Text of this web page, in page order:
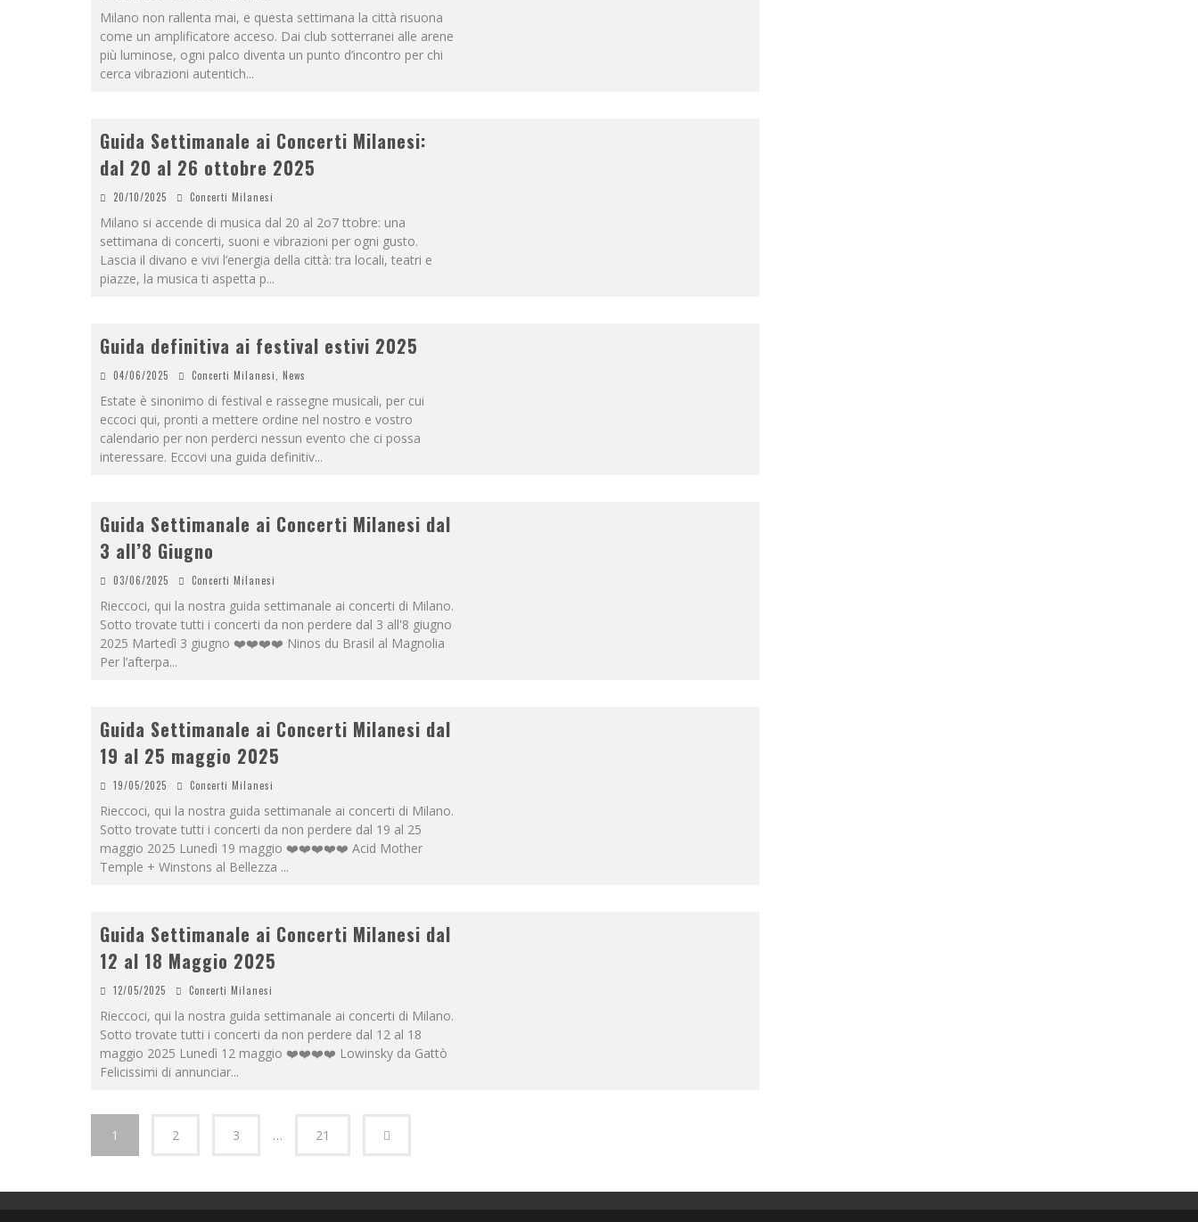
Milano non rallenta mai, e questa settimana la città risuona
come un amplificatore acceso. Dai club sotterranei alle arene
più luminose, ogni palco diventa un punto d’incontro per chi
cerca vibrazioni autentich...
Guida Settimanale ai Concerti Milanesi:
dal 20 al 26 ottobre 2025
20/10/2025 Concerti Milanesi
Milano si accende di musica dal 20 al 2o7 ttobre: una
settimana di concerti, suoni e vibrazioni per ogni gusto.
Lascia il divano e vivi l’energia della città: tra locali, teatri e
piazze, la musica ti aspetta p...
Guida definitiva ai festival estivi 2025
04/06/2025 Concerti Milanesi News
Estate è sinonimo di festival e rassegne musicali, per cui
eccoci qui, pronti a mettere ordine nel nostro e vostro
calendario per non perderci nessun evento che ci possa
interessare. Eccovi una guida definitiv...
Guida Settimanale ai Concerti Milanesi dal
3 all’8 Giugno
03/06/2025 Concerti Milanesi
Rieccoci, qui la nostra guida settimanale ai concerti di Milano.
Sotto trovate tutti i concerti da non perdere dal 3 all'8 giugno
2025 Martedì 3 giugno ❤️❤️❤️❤️ Ninos du Brasil al Magnolia
Per l’afterpa...
Guida Settimanale ai Concerti Milanesi dal
19 al 25 maggio 2025
19/05/2025 Concerti Milanesi
Rieccoci, qui la nostra guida settimanale ai concerti di Milano.
Sotto trovate tutti i concerti da non perdere dal 19 al 25
maggio 2025 Lunedì 19 maggio ❤️❤️❤️❤️❤️ Acid Mother
Temple + Winstons al Bellezza ...
Guida Settimanale ai Concerti Milanesi dal
12 al 18 Maggio 2025
12/05/2025 Concerti Milanesi
Rieccoci, qui la nostra guida settimanale ai concerti di Milano.
Sotto trovate tutti i concerti da non perdere dal 12 al 18
maggio 2025 Lunedì 12 maggio ❤️❤️❤️❤️ Lowinsky da Gattò
Felicissimi di annunciar...
1 2 3 … 21